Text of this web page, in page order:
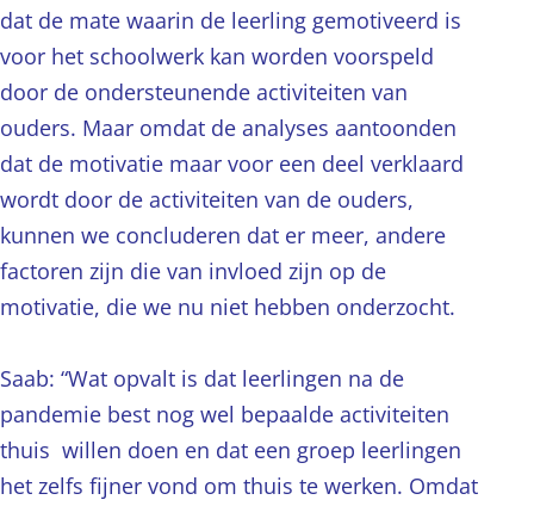
dat de mate waarin de leerling gemotiveerd is
voor het schoolwerk kan worden voorspeld
door de ondersteunende activiteiten van
ouders. Maar omdat de analyses aantoonden
dat de motivatie maar voor een deel verklaard
wordt door de activiteiten van de ouders,
kunnen we concluderen dat er meer, andere
factoren zijn die van invloed zijn op de
motivatie, die we nu niet hebben onderzocht.
Saab: “Wat opvalt is dat leerlingen na de
pandemie best nog wel bepaalde activiteiten
thuis willen doen en dat een groep leerlingen
het zelfs fijner vond om thuis te werken. Omdat